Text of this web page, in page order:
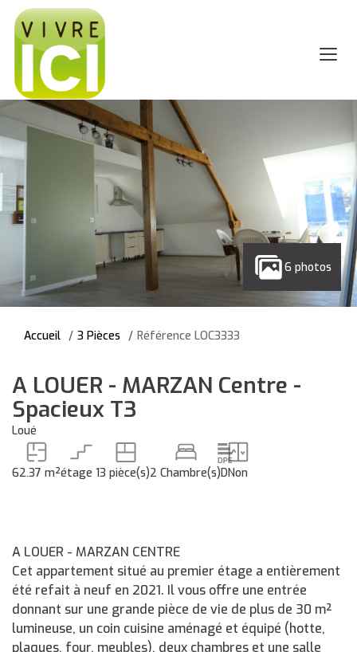
6 photos
Accueil 3 Pièces Référence LOC3333
A LOUER - MARZAN Centre -
Spacieux T3
Loué
62.37 m²étage 13 pièce(s)2 Chambre(s)DNon
A LOUER - MARZAN CENTRE
Cet appartement situé au premier étage a entièrement
été refait à neuf en 2021. Il vous offre une entrée
donnant sur une grande pièce de vie de plus de 30 m²
lumineuse, un coin cuisine aménagé et équipé (hotte,
plaques, four, meubles), deux chambres et une salle